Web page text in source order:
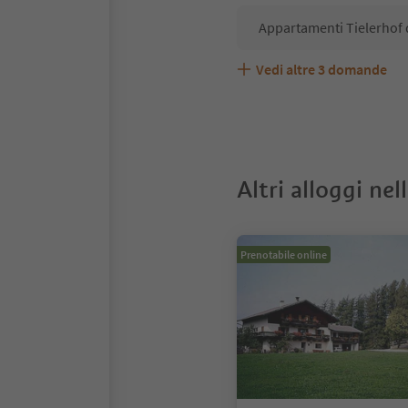
Appartamenti Tielerhof
Appartamenti Tielerhof
Quali servizi/attività
Gli ospiti di
Vedi altre 3 domande
Altri alloggi
Prenotabile online